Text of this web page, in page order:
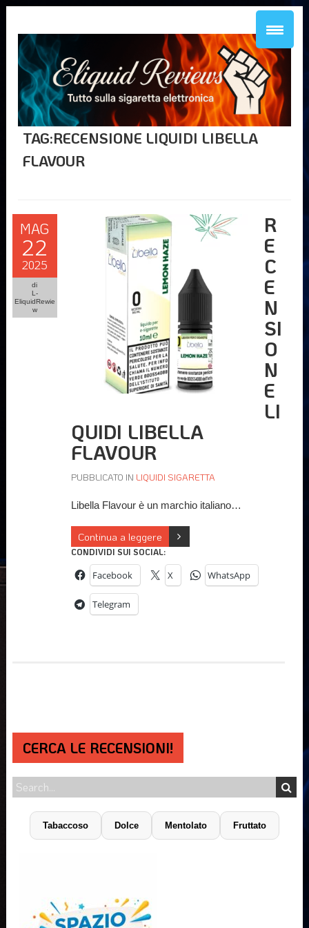
TAG:RECENSIONE LIQUIDI LIBELLA
FLAVOUR
MAG
22
2025
di
L-
EliquidRewie
w
R
E
C
E
N
SI
O
N
E
LI
QUIDI LIBELLA
FLAVOUR
PUBBLICATO IN LIQUIDI SIGARETTA
Libella Flavour è un marchio italiano…
Continua a leggere
CONDIVIDI SUI SOCIAL:
Facebook X WhatsApp
Telegram
CERCA LE RECENSIONI!
Tabaccoso Dolce Mentolato Fruttato